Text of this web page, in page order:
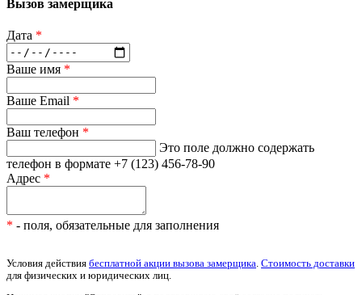
Вызов замерщика
Дата *
Ваше имя *
Ваше Email *
Ваш телефон *
Это поле должно содержать
телефон в формате +7 (123) 456-78-90
Адрес *
* - поля, обязательные для заполнения
Условия действия бесплатной акции вызова замерщика Стоимость доставки
для физических и юридических лиц.